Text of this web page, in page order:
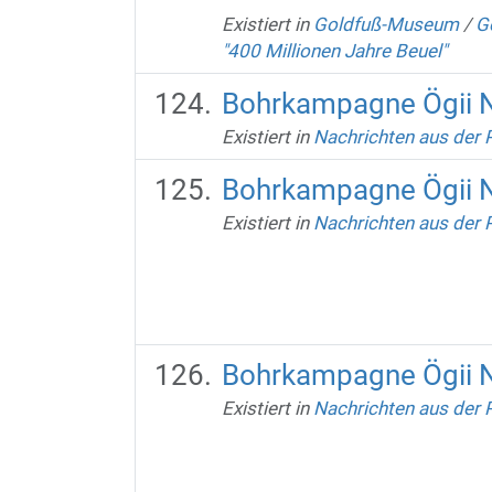
Existiert in Goldfuß-Museum /
"400 Millionen Jahre Beuel"
Bohrkampagne Ögii
Existiert in Nachrichten aus der
Bohrkampagne Ögii
Existiert in Nachrichten aus der
Bohrkampagne Ögii
Existiert in Nachrichten aus der